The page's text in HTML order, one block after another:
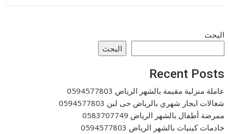
البحث
البحث
Recent Posts
عاملة منزلية مقيمة بالشهر الرياض 0594577803
شغالات ايجار شهري بالرياض حى لبن 0594577803
ممرضة أطفال بالشهر الرياض 0583707749
خادمات كينيات بالشهر الرياض 0594577803